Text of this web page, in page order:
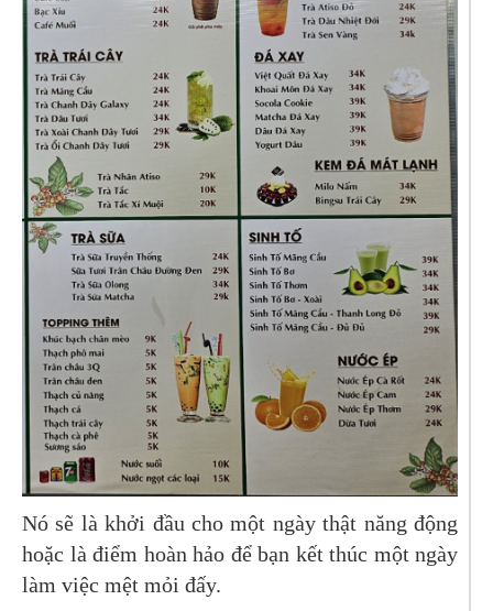
Nó sẽ là khởi đầu cho một ngày thật năng động
hoặc là điểm hoàn hảo để bạn kết thúc một ngày
làm việc mệt mỏi đấy.